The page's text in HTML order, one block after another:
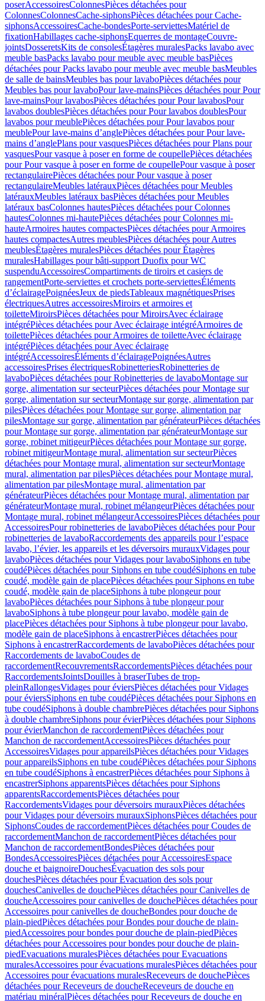
poserAccessoiresColonnesPièces détachées pour
ColonnesColonnesCache-siphonsPièces détachées pour Cache-
siphonsAccessoiresCache-bondesPorte-serviettesMatériel de
fixationHabillages cache-siphonsEquerres de montageCouvre-
jointsDosseretsKits de consolesÉtagères muralesPacks lavabo avec
meuble basPacks lavabo pour meuble avec meuble basPièces
détachées pour Packs lavabo pour meuble avec meuble basMeubles
de salle de bainsMeubles bas pour lavaboPièces détachées pour
Meubles bas pour lavaboPour lave-mainsPièces détachées pour Pour
lave-mainsPour lavabosPièces détachées pour Pour lavabosPour
lavabos doublesPièces détachées pour Pour lavabos doublesPour
lavabos pour meublePièces détachées pour Pour lavabos pour
meublePour lave-mains d’anglePièces détachées pour Pour lave-
mains d’anglePlans pour vasquesPièces détachées pour Plans pour
vasquesPour vasque à poser en forme de coupellePièces détachées
pour Pour vasque à poser en forme de coupellePour vasque à poser
rectangulairePièces détachées pour Pour vasque à poser
rectangulaireMeubles latérauxPièces détachées pour Meubles
latérauxMeubles latéraux basPièces détachées pour Meubles
latéraux basColonnes hautesPièces détachées pour Colonnes
hautesColonnes mi-hautePièces détachées pour Colonnes mi-
hauteArmoires hautes compactesPièces détachées pour Armoires
hautes compactesAutres meublesPièces détachées pour Autres
meublesÉtagères muralesPièces détachées pour Étagères
muralesHabillages pour bâti-support Duofix pour WC
suspenduAccessoiresCompartiments de tiroirs et casiers de
rangementPorte-serviettes et crochets porte-serviettesÉléments
d’éclairagePoignéesJeux de piedsTableaux magnétiquesPrises
électriquesAutres accessoiresMiroirs et armoires et
toiletteMiroirsPièces détachées pour MiroirsAvec éclairage
intégréPièces détachées pour Avec éclairage intégréArmoires de
toilettePièces détachées pour Armoires de toiletteAvec éclairage
intégréPièces détachées pour Avec éclairage
intégréAccessoiresÉléments d’éclairagePoignéesAutres
accessoiresPrises électriquesRobinetteriesRobinetteries de
lavaboPièces détachées pour Robinetteries de lavaboMontage sur
gorge, alimentation sur secteurPièces détachées pour Montage sur
gorge, alimentation sur secteurMontage sur gorge, alimentation par
pilesPièces détachées pour Montage sur gorge, alimentation par
pilesMontage sur gorge, alimentation par générateurPièces détachées
pour Montage sur gorge, alimentation par générateurMontage sur
gorge, robinet mitigeurPièces détachées pour Montage sur gorge,
robinet mitigeurMontage mural, alimentation sur secteurPièces
détachées pour Montage mural, alimentation sur secteurMontage
mural, alimentation par pilesPièces détachées pour Montage mural,
alimentation par pilesMontage mural, alimentation par
générateurPièces détachées pour Montage mural, alimentation par
générateurMontage mural, robinet mélangeurPièces détachées pour
Montage mural, robinet mélangeurAccessoiresPièces détachées pour
AccessoiresPour robinetteries de lavaboPièces détachées pour Pour
robinetteries de lavaboRaccordements des appareils pour l’espace
lavabo, l’évier, les appareils et les déversoirs murauxVidages pour
lavaboPièces détachées pour Vidages pour lavaboSiphons en tube
coudéPièces détachées pour Siphons en tube coudéSiphons en tube
coudé, modèle gain de placePièces détachées pour Siphons en tube
coudé, modèle gain de placeSiphons à tube plongeur pour
lavaboPièces détachées pour Siphons à tube plongeur pour
lavaboSiphons à tube plongeur pour lavabo, modèle gain de
placePièces détachées pour Siphons à tube plongeur pour lavabo,
modèle gain de placeSiphons à encastrerPièces détachées pour
Siphons à encastrerRaccordements de lavaboPièces détachées pour
Raccordements de lavaboCoudes de
raccordementRecouvrementsRaccordementsPièces détachées pour
RaccordementsJointsDouilles à braserTubes de trop-
pleinRallongesVidages pour éviersPièces détachées pour Vidages
pour éviersSiphons en tube coudéPièces détachées pour Siphons en
tube coudéSiphons à double chambrePièces détachées pour Siphons
à double chambreSiphons pour évierPièces détachées pour Siphons
pour évierManchon de raccordementPièces détachées pour
Manchon de raccordementAccessoiresPièces détachées pour
AccessoiresVidages pour appareilsPièces détachées pour Vidages
pour appareilsSiphons en tube coudéPièces détachées pour Siphons
en tube coudéSiphons à encastrerPièces détachées pour Siphons à
encastrerSiphons apparentsPièces détachées pour Siphons
apparentsRaccordementsPièces détachées pour
RaccordementsVidages pour déversoirs murauxPièces détachées
pour Vidages pour déversoirs murauxSiphonsPièces détachées pour
SiphonsCoudes de raccordementPièces détachées pour Coudes de
raccordementManchon de raccordementPièces détachées pour
Manchon de raccordementBondesPièces détachées pour
BondesAccessoiresPièces détachées pour AccessoiresEspace
douche et baignoireDouchesÉvacuation des sols pour
douchesPièces détachées pour Évacuation des sols pour
douchesCanivelles de douchePièces détachées pour Canivelles de
doucheAccessoires pour canivelles de douchePièces détachées pour
Accessoires pour canivelles de doucheBondes pour douche de
plain-piedPièces détachées pour Bondes pour douche de plain-
piedAccessoires pour bondes pour douche de plain-piedPièces
détachées pour Accessoires pour bondes pour douche de plain-
piedEvacuations muralesPièces détachées pour Evacuations
muralesAccessoires pour évacuations muralesPièces détachées pour
Accessoires pour évacuations muralesReceveurs de douchePièces
détachées pour Receveurs de doucheReceveurs de douche en
matériau minéralPièces détachées pour Receveurs de douche en